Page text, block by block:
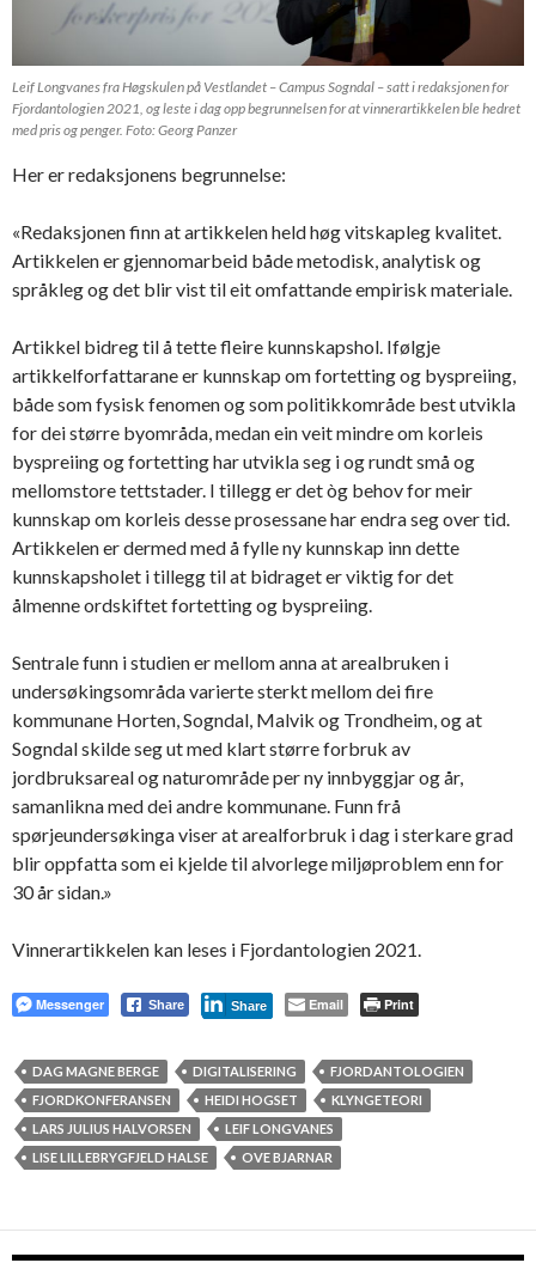
Leif Longvanes fra Høgskulen på Vestlandet – Campus Sogndal – satt i redaksjonen for
Fjordantologien 2021, og leste i dag opp begrunnelsen for at vinnerartikkelen ble hedret
med pris og penger. Foto: Georg Panzer
Her er redaksjonens begrunnelse:
«Redaksjonen finn at artikkelen held høg vitskapleg kvalitet.
Artikkelen er gjennomarbeid både metodisk, analytisk og
språkleg og det blir vist til eit omfattande empirisk materiale.
Artikkel bidreg til å tette fleire kunnskapshol. Ifølgje
artikkelforfattarane er kunnskap om fortetting og byspreiing,
både som fysisk fenomen og som politikkområde best utvikla
for dei større byområda, medan ein veit mindre om korleis
byspreiing og fortetting har utvikla seg i og rundt små og
mellomstore tettstader. I tillegg er det òg behov for meir
kunnskap om korleis desse prosessane har endra seg over tid.
Artikkelen er dermed med å fylle ny kunnskap inn dette
kunnskapsholet i tillegg til at bidraget er viktig for det
ålmenne ordskiftet fortetting og byspreiing.
Sentrale funn i studien er mellom anna at arealbruken i
undersøkingsområda varierte sterkt mellom dei fire
kommunane Horten, Sogndal, Malvik og Trondheim, og at
Sogndal skilde seg ut med klart større forbruk av
jordbruksareal og naturområde per ny innbyggjar og år,
samanlikna med dei andre kommunane. Funn frå
spørjeundersøkinga viser at arealforbruk i dag i sterkare grad
blir oppfatta som ei kjelde til alvorlege miljøproblem enn for
30 år sidan.»
Vinnerartikkelen kan leses i Fjordantologien 2021.
Messenger Share Share Email Print
DAG MAGNE BERGE DIGITALISERING
FJORDANTOLOGIEN
FJORDKONFERANSEN
HEIDI HOGSET
KLYNGETEORI
LARS JULIUS HALVORSEN
LEIF LONGVANES
LISE LILLEBRYGFJELD HALSE
OVE BJARNAR